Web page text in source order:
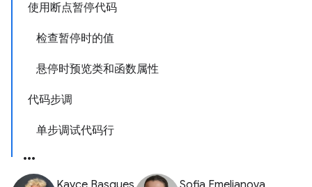
使用断点暂停代码
检查暂停时的值
悬停时预览类和函数属性
代码步调
单步调试代码行